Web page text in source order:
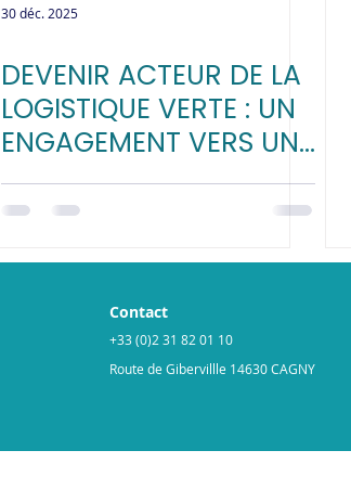
30 déc. 2025
DEVENIR ACTEUR DE LA
LOGISTIQUE VERTE : UN
ENGAGEMENT VERS UNE
AVENIR DURABLE
Contact
+33 (0)2 31 82 01 10
Route de Gibervillle 14630 CAGNY